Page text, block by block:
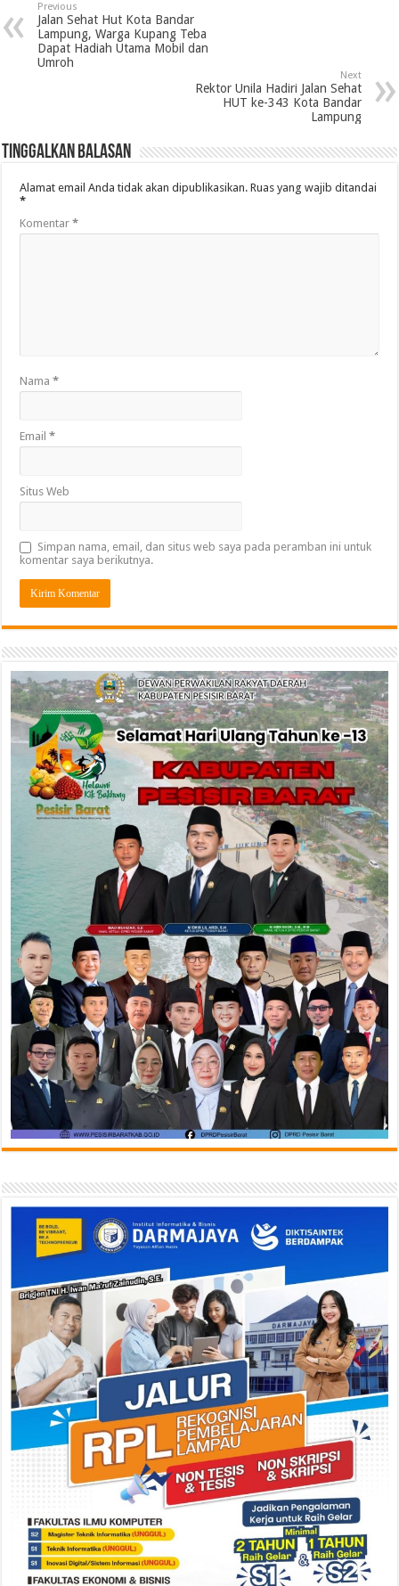
Previous
Jalan Sehat Hut Kota Bandar
Lampung, Warga Kupang Teba
Dapat Hadiah Utama Mobil dan
Umroh
Next
Rektor Unila Hadiri Jalan Sehat
HUT ke-343 Kota Bandar
Lampung
Tinggalkan Balasan
Alamat email Anda tidak akan dipublikasikan. Ruas yang wajib ditandai
*
Komentar*
Nama*
Email*
Situs Web
Simpan nama, email, dan situs web saya pada peramban ini untuk
komentar saya berikutnya.